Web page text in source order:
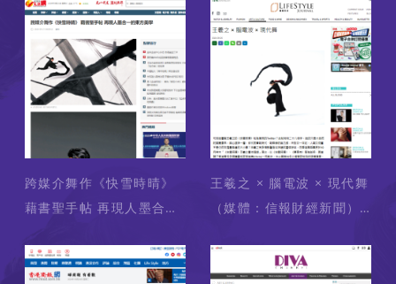
ELLE Hong Kong）
2024-09-25
跨媒介舞作《快雪時晴》
藉書聖手帖 再現人墨合一
網） 2024-09-21
王羲之 × 腦電波 × 現代舞
（媒體：信報財經新聞）